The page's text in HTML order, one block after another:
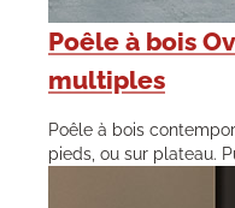
Poêle à bois
multiples
Poêle à bois
pieds, ou sur plateau.